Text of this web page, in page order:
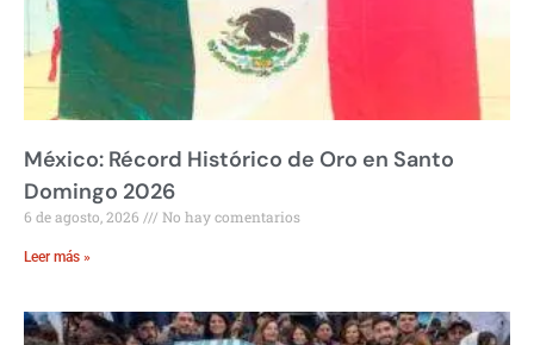
México: Récord Histórico de Oro en Santo
Domingo 2026
6 de agosto, 2026 No hay comentarios
Leer más »